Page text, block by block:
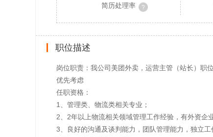
简历处理率
职位描述
岗位职责：我公司美团外卖，运营主管（站长）职
优先考虑
任职资格：
1、管理类、物流类相关专业；
2、2年以上物流相关领域管理工作经验，有外资企
3、良好的沟通及谈判能力，团队管理能力，独立工